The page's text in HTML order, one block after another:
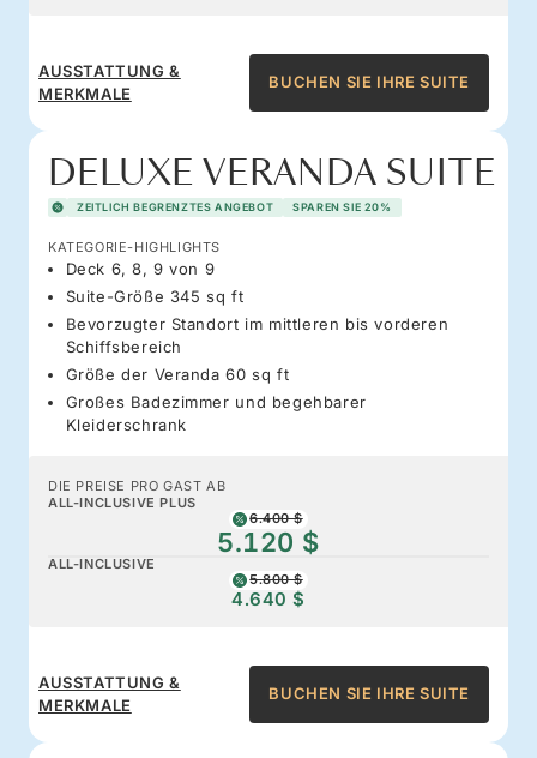
AUSSTATTUNG &
MERKMALE
BUCHEN SIE IHRE SUITE
DELUXE VERANDA SUITE
ZEITLICH BEGRENZTES ANGEBOT SPAREN SIE 20%
KATEGORIE-HIGHLIGHTS
Deck 6, 8, 9 von 9
Suite-Größe 345 sq ft
Bevorzugter Standort im mittleren bis vorderen
Schiffsbereich
Größe der Veranda 60 sq ft
Großes Badezimmer und begehbarer
Kleiderschrank
DIE PREISE PRO GAST AB
ALL-INCLUSIVE PLUS
6.400 $
5.120 $
ALL-INCLUSIVE
5.800 $
4.640 $
AUSSTATTUNG &
MERKMALE
BUCHEN SIE IHRE SUITE